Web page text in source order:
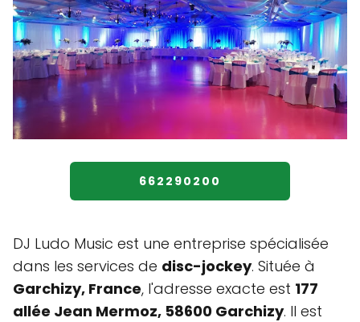
662290200
DJ Ludo Music est une entreprise spécialisée
dans les services de disc-jockey. Située à
Garchizy, France, l'adresse exacte est 177
allée Jean Mermoz, 58600 Garchizy. Il est